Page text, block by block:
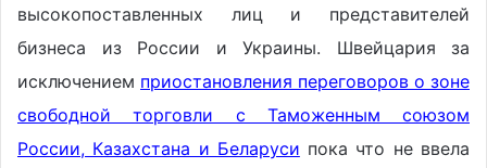
высокопоставленных лиц и представителей
бизнеса из России и Украины. Швейцария за
исключением приостановления переговоров о зоне
свободной торговли с Таможенным союзом
России, Казахстана и Беларуси пока что не ввела